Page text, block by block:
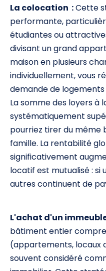
La colocation :Cette
performante,
étudiantes ou
divisant un grand
maison en plusieurs
individuellement, vous
demande de
La somme des loyers à
systématiquement
pourriez tirer du même
famille. La rentabilité
significativement
locatif est mutualisé :
autres continuent de
L'achat d'un
bâtiment entier
(appartements, locaux
souvent considéré